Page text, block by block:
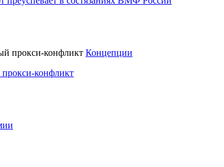
Концепции
конфликт